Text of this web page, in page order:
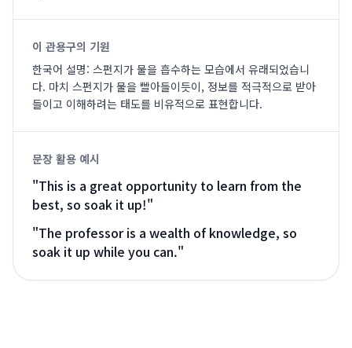
이 관용구의 기원
한국어 설명: 스펀지가 물을 흡수하는 모습에서 유래되었습니
다. 마치 스펀지가 물을 빨아들이듯이, 정보를 적극적으로 받아
들이고 이해하려는 태도를 비유적으로 표현합니다.
문장 활용 예시
"This is a great opportunity to learn from the
best, so soak it up!"
"The professor is a wealth of knowledge, so
soak it up while you can."